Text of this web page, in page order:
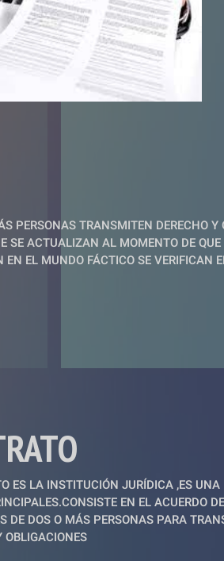
PERSONAS TRANSMITEN DERECHO
SE ACTUALIZAN AL MOMENTO DE
EL MUNDO FÁCTICO SE VERIFICAN
ES LA INSTITUCIÓN JURÍDICA ,ES UNA
EN EL ACUERDO DE
DE DOS O MÁS PERSONAS PARA
OBLIGACIONES